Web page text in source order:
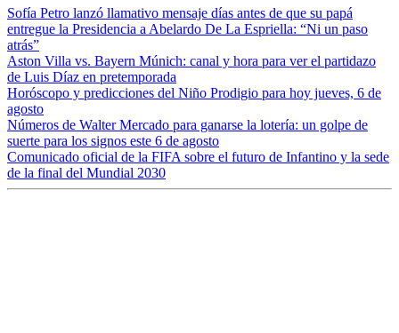
Sofía Petro lanzó llamativo mensaje días antes de que su papá
entregue la Presidencia a Abelardo De La Espriella: “Ni un paso
atrás”
Aston Villa vs. Bayern Múnich: canal y hora para ver el partidazo
de Luis Díaz en pretemporada
Horóscopo y predicciones del Niño Prodigio para hoy jueves, 6 de
agosto
Números de Walter Mercado para ganarse la lotería: un golpe de
suerte para los signos este 6 de agosto
Comunicado oficial de la FIFA sobre el futuro de Infantino y la sede
de la final del Mundial 2030